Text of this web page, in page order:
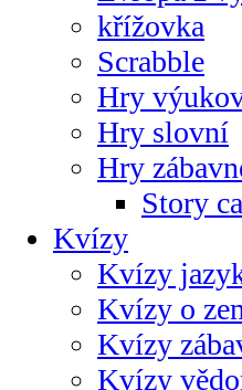
křížovka
Scrabble
Hry
Hry slovní
Hry
Story
Kvízy
Kvízy
Kvízy o
Kvízy
Kvízy